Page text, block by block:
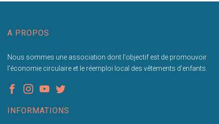
A PROPOS
Nous sommes une association dont l'objectif est de promouvoir
l'économie circulaire et le réemploi local des vêtements d'enfants.
INFORMATIONS